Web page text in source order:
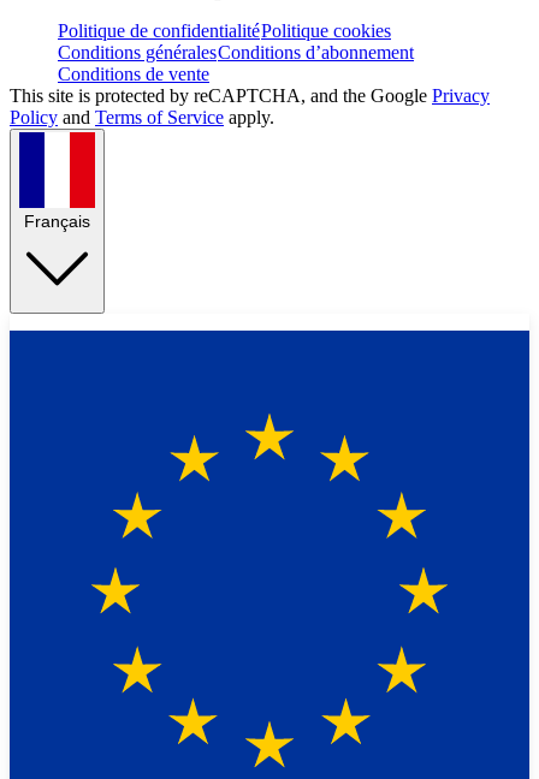
Politique de confidentialitéPolitique cookies
Conditions généralesConditions d’abonnement
Conditions de vente
This site is protected by reCAPTCHA, and the Google Privacy
Policy and Terms of Service apply.
Français